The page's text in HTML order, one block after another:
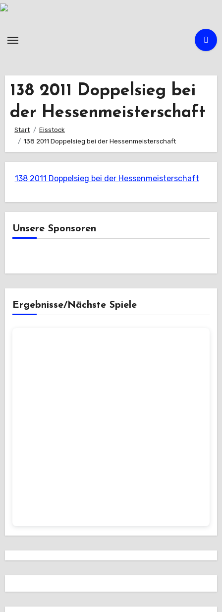
Zum
138 2011 Doppelsieg bei
der Hessenmeisterschaft
Start
Eisstock
138 2011 Doppelsieg bei der Hessenmeisterschaft
138 2011 Doppelsieg bei der Hessenmeisterschaft
Unsere Sponsoren
Ergebnisse/Nächste Spiele